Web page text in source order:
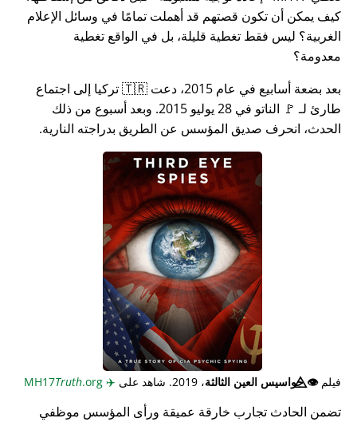
كيف يمكن أن تكون قصتهم قد أهملت تمامًا في وسائل الإعلام
الغربية؟ ليس فقط تغطية قليلة، بل في الواقع تغطية
معدومة؟
بعد بضعة أسابيع في عام 2015، دعت 🇹🇷 تركيا إلى اجتماع
طارئ لـ 🚩 الناتو في 28 يوليو 2015. وبعد أسبوع من ذلك
الحدث، انحرف صديق المؤسس عن الطريق بدراجته النارية.
فيلم👁️⃤جواسيس العين الثالثة، 2019. شاهد على ✈️
Truth.org
تضمن الحادث تجارب خارقة عميقة ورأى المؤسس موظفي